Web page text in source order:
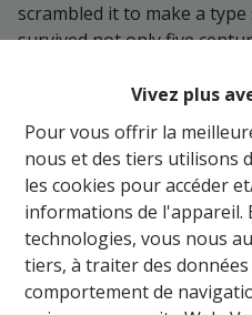
Vivez plus
Pour vous offrir la
nous et des tiers utilisons
les cookies pour accéder
informations de l'appareil.
technologies, vous nous
tiers, à traiter des
comportement de
scrambled it to make a
survived not only five
unchanged. It was
release of Letraset sheets
passages, and more
software like Aldus
Lorem Ipsum.